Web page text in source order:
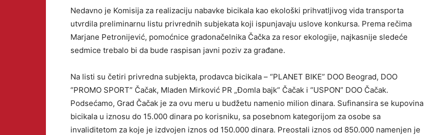
Nedavno je Komisija za realizaciju nabavke bicikala kao ekološki prihvatljivog vida transporta
utvrdila preliminarnu listu privrednih subjekata koji ispunjavaju uslove konkursa. Prema rečima
Marjane Petronijević, pomoćnice gradonačelnika Čačka za resor ekologije, najkasnije sledeće
sedmice trebalo bi da bude raspisan javni poziv za građane.
Na listi su četiri privredna subjekta, prodavca bicikala – “PLANET BIKE” DOO Beograd, DOO
“PROMO SPORT” Čačak, Mladen Mirković PR „Đomla bajk“ Čačak i “USPON” DOO Čačak.
Podsećamo, Grad Čačak je za ovu meru u budžetu namenio milion dinara. Sufinansira se kupovina
bicikala u iznosu do 15.000 dinara po korisniku, sa posebnom kategorijom za osobe sa
invaliditetom za koje je izdvojen iznos od 150.000 dinara. Preostali iznos od 850.000 namenjen je